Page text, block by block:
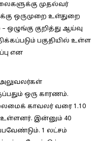
முதல்வர்
ஒருமுறை உள்துறை
குறித்து ஆய்வு
பகுதியில் உள்ள
என
அலுவலர்கள்
ஒரு காரணம்.
காவலர் வரை 1.10
உள்ளனர். இன்னும் 40
1 லட்சம்